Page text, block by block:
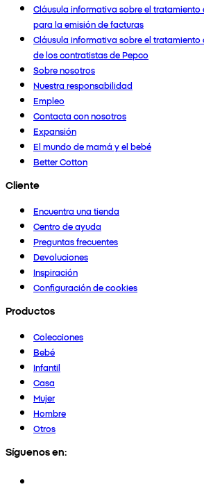
Cláusula informativa sobre el tratamiento
para la emisión de facturas
Cláusula informativa sobre el tratamiento
de los contratistas de Pepco
Sobre nosotros
Nuestra responsabilidad
Empleo
Contacta con nosotros
Expansión
El mundo de mamá y el bebé
Better Cotton
Cliente
Encuentra una tienda
Centro de ayuda
Preguntas frecuentes
Devoluciones
Inspiración
Configuración de cookies
Productos
Colecciones
Bebé
Infantil
Casa
Mujer
Hombre
Otros
Síguenos en: